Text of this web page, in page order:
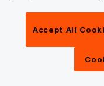
Legal
Information notice
About site provider
Accept All